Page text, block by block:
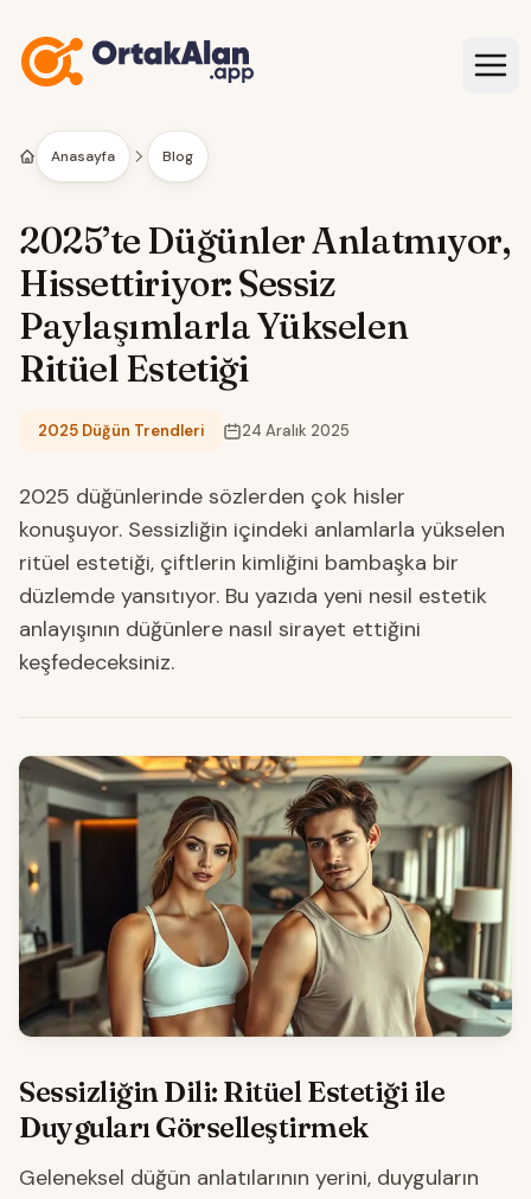
İçeriğe geç
Anasayfa Blog
2025’te Düğünler Anlatmıyor,
Hissettiriyor: Sessiz
Paylaşımlarla Yükselen
Ritüel Estetiği
Kategori:
2025 Düğün Trendleri 24 Aralık 2025
2025 düğünlerinde sözlerden çok hisler
konuşuyor. Sessizliğin içindeki anlamlarla yükselen
ritüel estetiği, çiftlerin kimliğini bambaşka bir
düzlemde yansıtıyor. Bu yazıda yeni nesil estetik
anlayışının düğünlere nasıl sirayet ettiğini
keşfedeceksiniz.
Sessizliğin Dili: Ritüel Estetiği ile
Duyguları Görselleştirmek
Geleneksel düğün anlatılarının yerini, duyguların